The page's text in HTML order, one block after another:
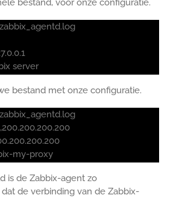
bestand, vóór onze configuratie.
server
bestand met onze configuratie.
my-proxy
is de Zabbix-agent zo
de verbinding van de Zabbix-